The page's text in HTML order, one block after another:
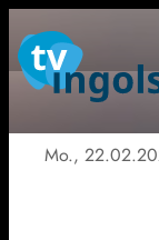
Mo.,